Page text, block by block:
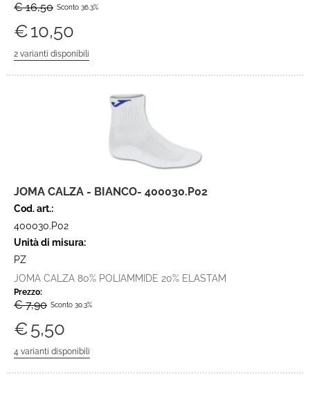
€ 16,50 Sconto 36.3%
€10,50
JOMA CALZA - BIANCO- 400030.P02
Cod. art.:
400030.P02
Unità di misura:
PZ
JOMA CALZA 80% POLIAMMIDE 20% ELASTAM
Prezzo:
€ 7,90 Sconto 30.3%
€5,50